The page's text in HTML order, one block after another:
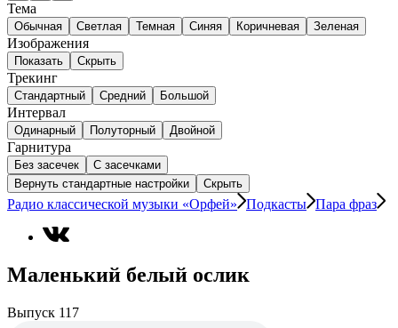
Тема
Обычная Светлая Темная Синяя Коричневая Зеленая
Изображения
Показать Скрыть
Трекинг
Стандартный Средний Большой
Интервал
Одинарный Полуторный Двойной
Гарнитура
Без засечек
С засечками
Вернуть стандартные настройки
Скрыть
Радио классической музыки «Орфей» Подкасты Пара фраз
Маленький белый ослик
Выпуск 117